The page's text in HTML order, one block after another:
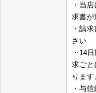
・当
求書が
・請
さい
・14
求ごと
ります
・与